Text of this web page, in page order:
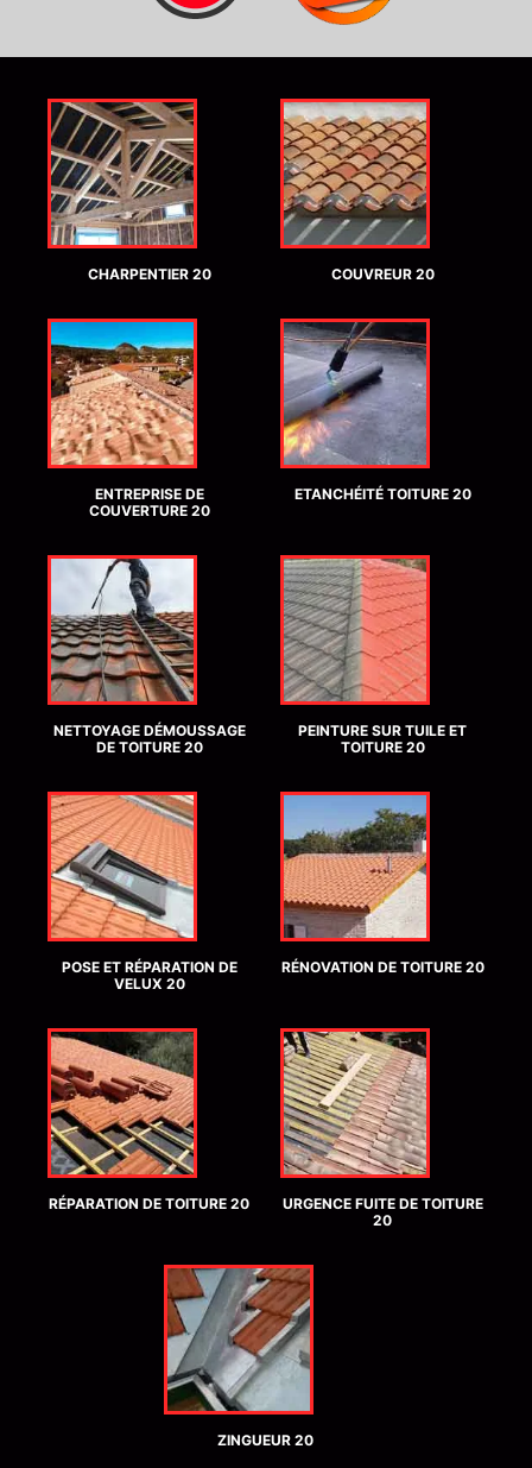
CHARPENTIER 20 COUVREUR 20
ENTREPRISE DE
COUVERTURE 20
ETANCHÉITÉ TOITURE 20
NETTOYAGE DÉMOUSSAGE
DE TOITURE 20
PEINTURE SUR TUILE ET
TOITURE 20
POSE ET RÉPARATION DE
VELUX 20
RÉNOVATION DE TOITURE 20
RÉPARATION DE TOITURE 20
URGENCE FUITE DE TOITURE
20
ZINGUEUR 20